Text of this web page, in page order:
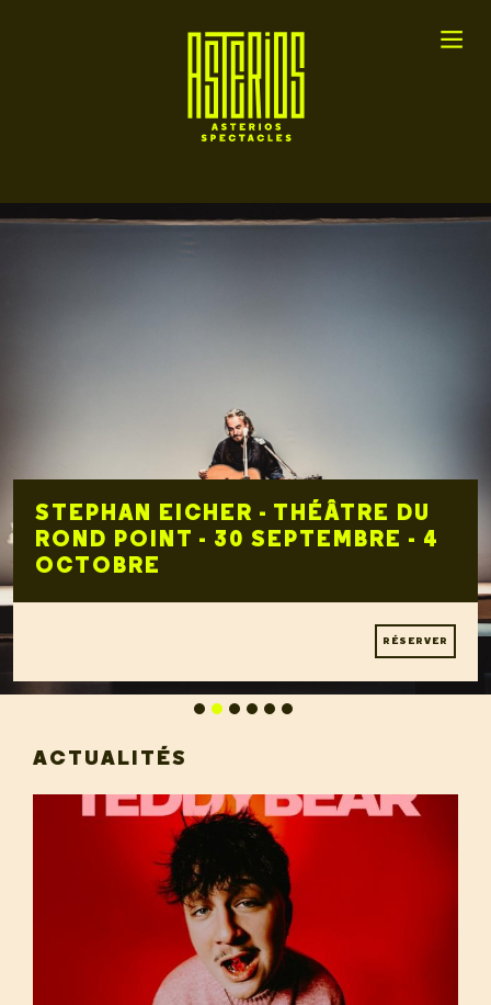
STEPHAN EICHER - THÉÂTRE DU
ROND POINT - 30 SEPTEMBRE - 4
OCTOBRE
RÉSERVER
ACTUALITÉS